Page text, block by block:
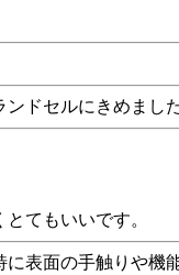
ドセルにきめまし
てもいいです。
表面の手触りや機